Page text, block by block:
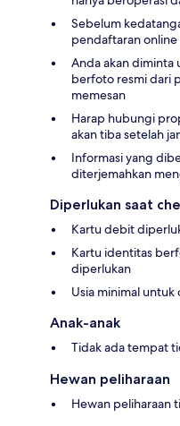
Sebelum
pendaftaran
Anda akan diminta
berfoto resmi dari
memesan
Harap hubungi
akan tiba setelah
Informasi yang
diterjemahkan
Diperlukan saat
Kartu debit
Kartu identitas
diperlukan
Usia minimal untuk
Anak-anak
Tidak ada tempat
Hewan peliharaan
Hewan peliharaan